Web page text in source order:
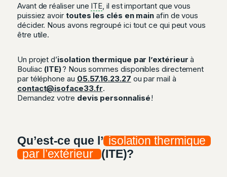
Avant de réaliser une ITE , il est important que vous
puissiez avoir toutes les clés en main afin de vous
décider. Nous avons regroupé ici tout ce qui peut vous
être utile.
Un projet d’isolation thermique par l’extérieur à
Bouliac (ITE)? Nous sommes disponibles directement
par téléphone au 05.57.16.23.27 ou par mail à
contact@isoface33.fr.
Demandez votre devis personnalisé!
Qu’est-ce que l’ isolation thermique
par l’extérieur
(ITE)?